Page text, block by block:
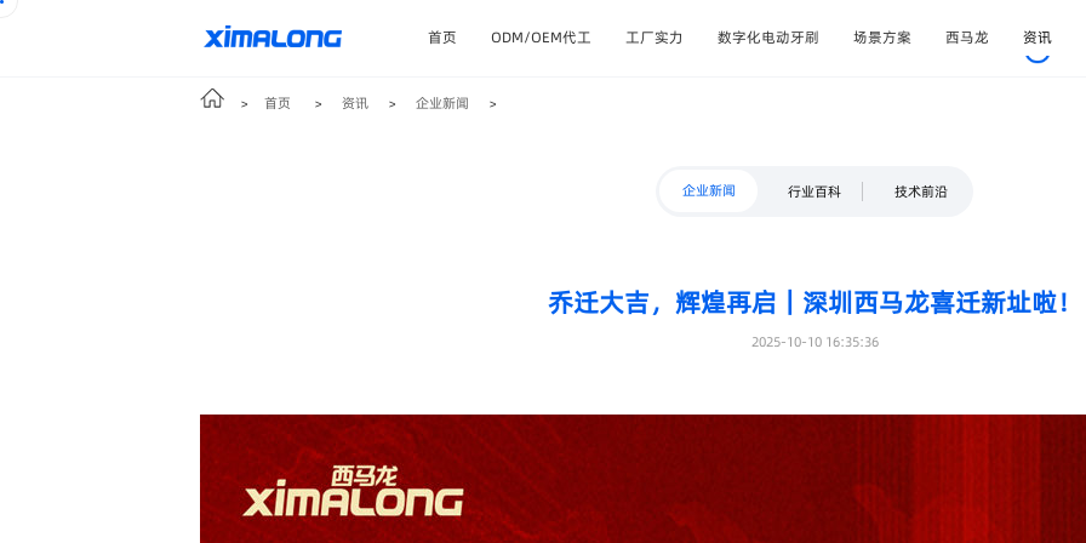
首页 ODM/OEM代工 工厂实力 数字化电动牙刷 场景方案 西马龙 资讯
> 首页 > 资讯 > 企业新闻 >
企业新闻 行业百科 技术前沿
乔迁大吉，辉煌再启｜深圳西马龙喜迁新址啦！
2025-10-10 16:35:36